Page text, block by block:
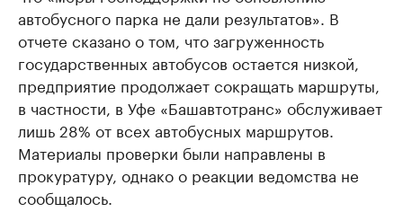
автобусного парка не дали результатов». В
отчете сказано о том, что загруженность
государственных автобусов остается низкой,
предприятие продолжает сокращать маршруты,
в частности, в Уфе «Башавтотранс» обслуживает
лишь 28% от всех автобусных маршрутов.
Материалы проверки были направлены в
прокуратуру, однако о реакции ведомства не
сообщалось.